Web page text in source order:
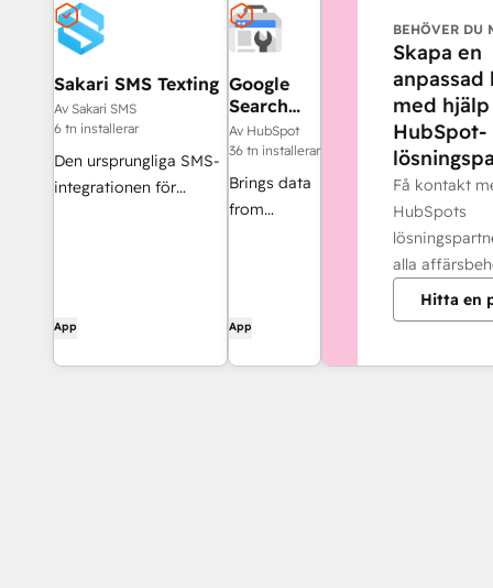
Sakari SMS Texting
Av Sakari SMS
6 tn installerar
Den ursprungliga SMS-
integrationen för
App
Google
Search
Console
Av HubSpot
36 tn installerar
Brings data
from
App
BEHÖVER DU
Skapa en
anpassad
med
HubSpot-
Få kontakt
HubSpots
alla
Hitta en